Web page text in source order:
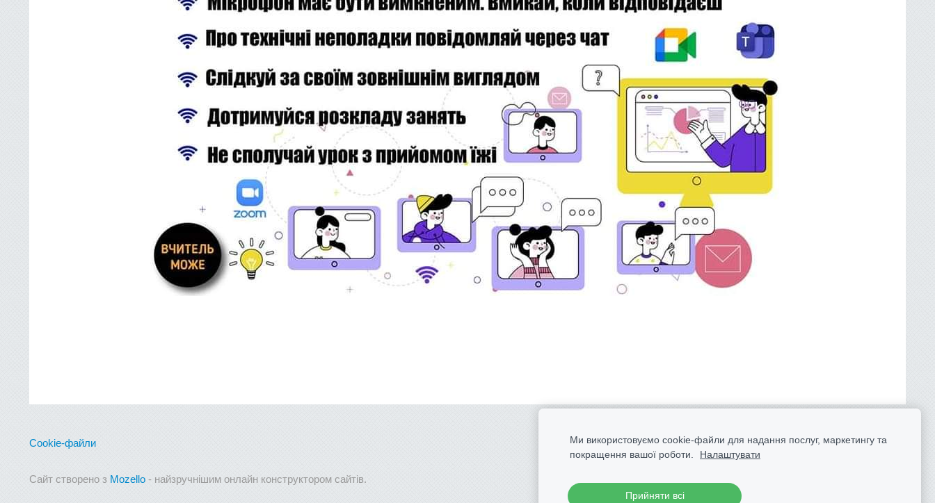
Cookie-файли
Сайт створено з Mozello - найзручнішим онлайн конструктором сайтів.
Ми використовуємо cookie-файли для надання послуг, маркетингу та
покращення вашої роботи.
Налаштувати
Прийняти всі